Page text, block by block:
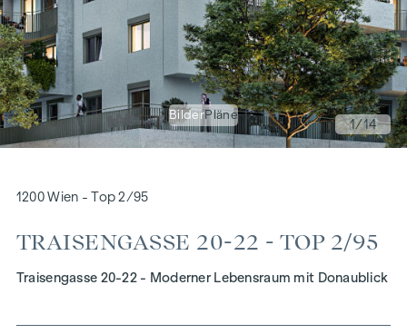
BilderPläne
1/14
1200 Wien - Top 2/95
TRAISENGASSE 20-22 - TOP 2/95
Traisengasse 20-22 - Moderner Lebensraum mit Donaublick